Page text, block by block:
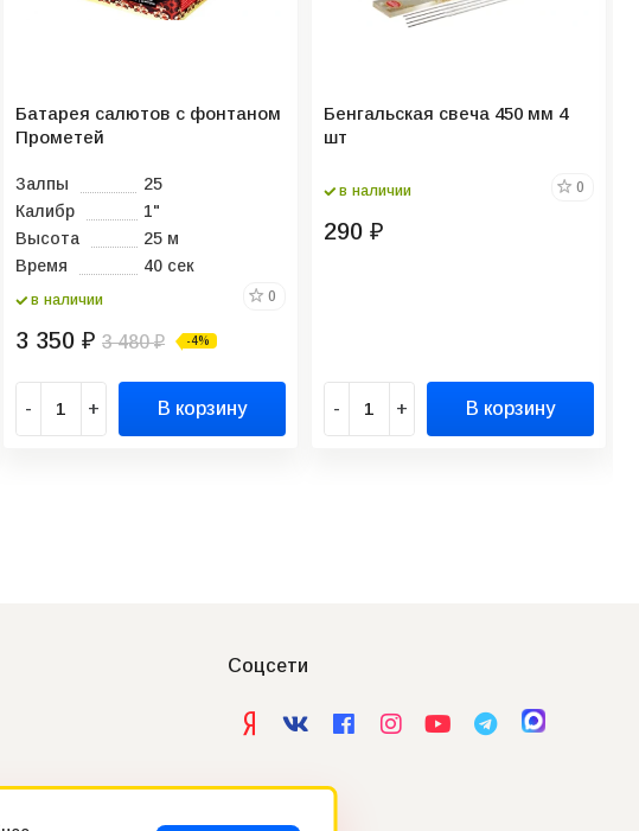
Батарея салютов с фонтаном
Прометей
Залпы
25
Калибр
1"
Высота
25 м
Время
40 сек
в наличии 0
3 350₽ 3 480₽ -4%
- + В корзину
Бенгальская свеча 450 мм 4
шт
в наличии 0
290₽
- + В корзину
Соцсети